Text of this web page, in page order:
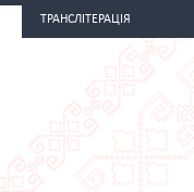
ТРАНСЛІТЕРАЦІЯ